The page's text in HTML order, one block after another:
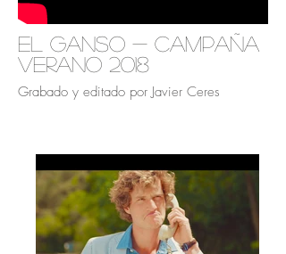
el ganso - campaña
verano 2018
Grabado y editado por Javier Ceres